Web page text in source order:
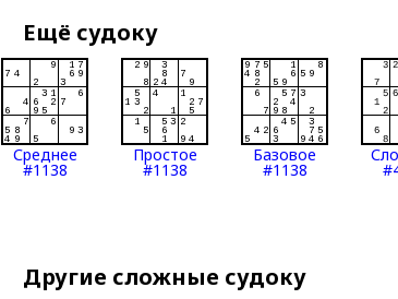
Ещё судоку
Среднее
#1138
Простое
#1138
Базовое
#1138
Другие сложные судоку